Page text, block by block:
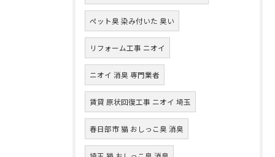
ペット臭 染み付いた 臭い
リフォーム工事 ニオイ
ニオイ 消臭 専門業者
賃貸 原状回復工事 ニオイ 埼玉
春日部市 猫 おしっこ臭 消臭